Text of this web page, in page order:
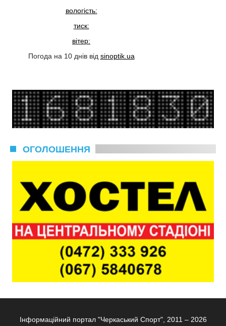
вологість:
тиск:
вітер:
Погода на 10 днів від sinoptik.ua
ОГОЛОШЕННЯ
Інформаційний портал "Черкаський Спорт", 2011 – 2026